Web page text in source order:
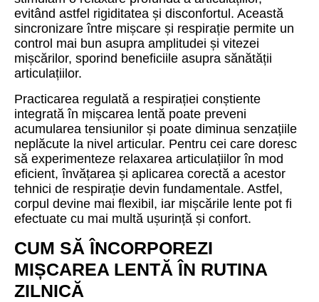
evitând astfel rigiditatea și disconfortul. Această
sincronizare între mișcare și respirație permite un
control mai bun asupra amplitudei și vitezei
mișcărilor, sporind beneficiile asupra sănătății
articulațiilor.
Practicarea regulată a respirației conștiente
integrată în mișcarea lentă poate preveni
acumularea tensiunilor și poate diminua senzațiile
neplăcute la nivel articular. Pentru cei care doresc
să experimenteze relaxarea articulațiilor în mod
eficient, învățarea și aplicarea corectă a acestor
tehnici de respirație devin fundamentale. Astfel,
corpul devine mai flexibil, iar mișcările lente pot fi
efectuate cu mai multă ușurință și confort.
CUM SĂ ÎNCORPOREZI
MIȘCAREA LENTĂ ÎN RUTINA
ZILNICĂ